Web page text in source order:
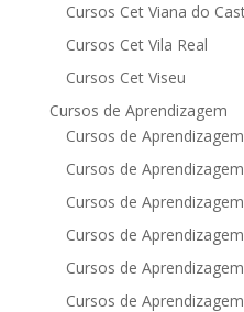
Cursos Cet Viana do
Cursos Cet Vila Real
Cursos Cet Viseu
Cursos de Aprendizagem
Cursos de
Cursos de
Cursos de
Cursos de
Cursos de
Cursos de